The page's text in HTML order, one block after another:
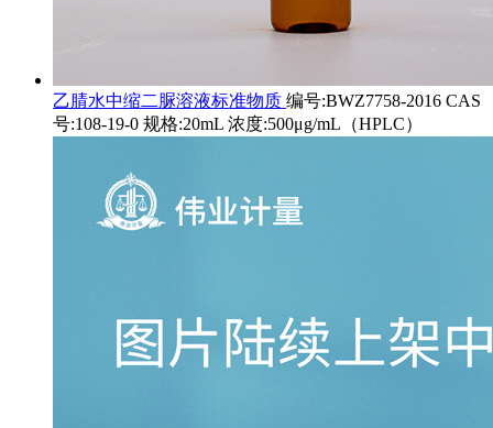
乙腈水中缩二脲溶液标准物质 编号:BWZ7758-2016 CAS
号:108-19-0 规格:20mL 浓度:500μg/mL（HPLC）